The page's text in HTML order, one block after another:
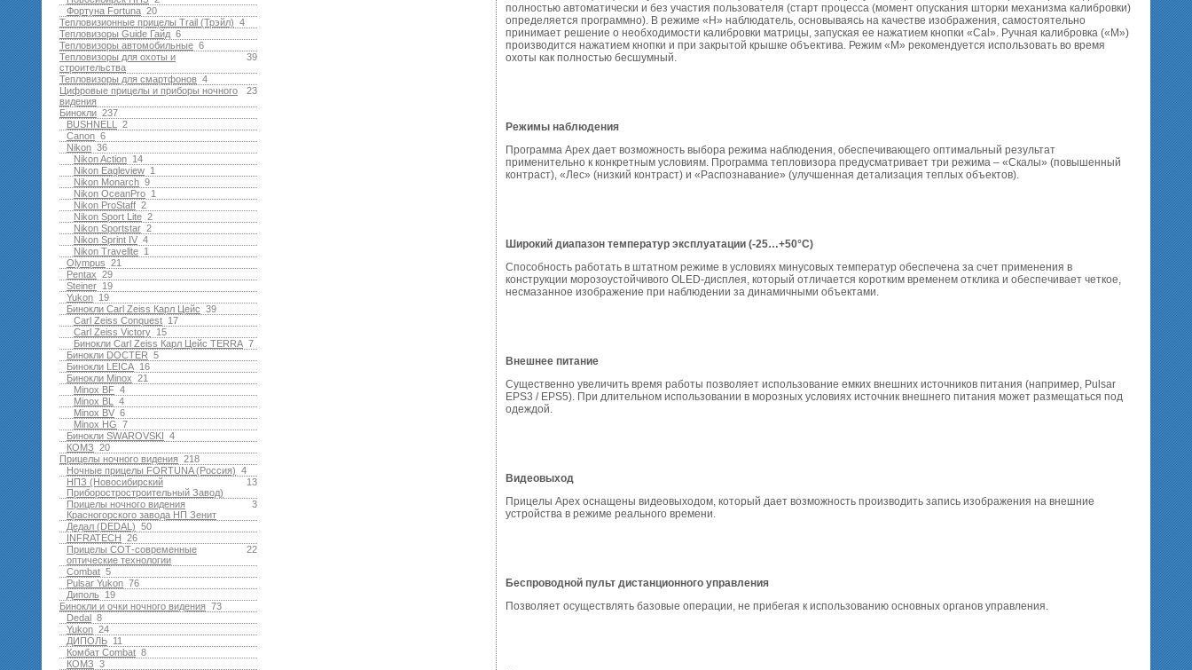
20
Фортуна Fortuna
4
Тепловизионные прицелы Trail (Трэйл)
6
Тепловизоры Guide Гайд
6
Тепловизоры автомобильные
39
Тепловизоры для охоты и
строительства
4
Тепловизоры для смартфонов
23
Цифровые прицелы и приборы ночного
видения
237
Бинокли
2
BUSHNELL
6
Canon
36
Nikon
14
Nikon Action
1
Nikon Eagleview
9
Nikon Monarch
1
Nikon OceanPro
2
Nikon ProStaff
2
Nikon Sport Lite
2
Nikon Sportstar
4
Nikon Sprint IV
1
Nikon Travelite
21
Olympus
29
Pentax
19
Steiner
19
Yukon
39
Бинокли Carl Zeiss Карл Цейс
17
Carl Zeiss Conquest
15
Carl Zeiss Victory
7
Бинокли Carl Zeiss Карл Цейс TERRA
5
Бинокли DOCTER
16
Бинокли LEICA
21
Бинокли Minox
4
Minox BF
4
Minox BL
6
Minox BV
7
Minox HG
4
Бинокли SWAROVSKI
20
КОМЗ
218
Прицелы ночного видения
4
Ночные прицелы FORTUNA (Россия)
13
НПЗ (Новосибирский
Приборостростроительный Завод)
3
Прицелы ночного видения
Красногорского завода НП Зенит
50
Дедал (DEDAL)
26
INFRATECH
22
Прицелы СОТ-современные
оптические технологии
5
Combat
76
Pulsar Yukon
19
Диполь
73
Бинокли и очки ночного видения
8
Dedal
24
Yukon
11
ДИПОЛЬ
8
Комбат Combat
3
КОМЗ
полностью автоматически и без участия пользователя (старт процесса (момент опускания шторки механизма калибровки)
определяется программно). В режиме «Н» наблюдатель, основываясь на качестве изображения, самостоятельно
принимает решение о необходимости калибровки матрицы, запуская ее нажатием кнопки «Cal». Ручная калибровка («М»)
производится нажатием кнопки и при закрытой крышке объектива. Режим «М» рекомендуется использовать во время
охоты как полностью бесшумный.
Режимы наблюдения
Программа Apex дает возможность выбора режима наблюдения, обеспечивающего оптимальный результат
применительно к конкретным условиям. Программа тепловизора предусматривает три режима – «Скалы» (повышенный
контраст), «Лес» (низкий контраст) и «Распознавание» (улучшенная детализация теплых объектов).
Широкий диапазон температур эксплуатации (-25…+50°C)
Способность работать в штатном режиме в условиях минусовых температур обеспечена за счет применения в
конструкции морозоустойчивого OLED-дисплея, который отличается коротким временем отклика и обеспечивает четкое,
несмазанное изображение при наблюдении за динамичными объектами.
Внешнее питание
Существенно увеличить время работы позволяет использование емких внешних источников питания (например, Pulsar
EPS3 / EPS5). При длительном использовании в морозных условиях источник внешнего питания может размещаться под
одеждой.
Видеовыход
Прицелы Apex оснащены видеовыходом, который дает возможность производить запись изображения на внешние
устройства в режиме реального времени.
Беспроводной пульт дистанционного управления
Позволяет осуществлять базовые операции, не прибегая к использованию основных органов управления.